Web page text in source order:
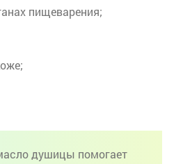
пищеварения;
душицы помогает